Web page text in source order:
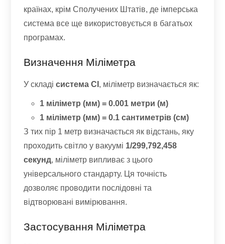
країнах, крім Сполучених Штатів, де імперська
система все ще використовується в багатьох
програмах.
Визначення Міліметра
У складісистема СІ , міліметр визначається як:
1 міліметр (мм) = 0.001 метри (м)
1 міліметр (мм) = 0.1 сантиметрів (см)
З тих пір 1 метр визначається як відстань, яку
проходить світло у вакуумі 1/299,792,458
секунд, міліметр випливає з цього
універсального стандарту. Ця точність
дозволяє проводити послідовні та
відтворювані вимірювання.
Застосування Міліметра